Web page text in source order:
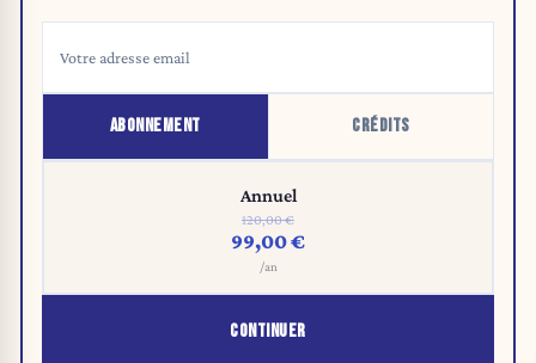
ABONNEMENT CRÉDITS
Annuel
120,00 €
99,00 €
/an
CONTINUER